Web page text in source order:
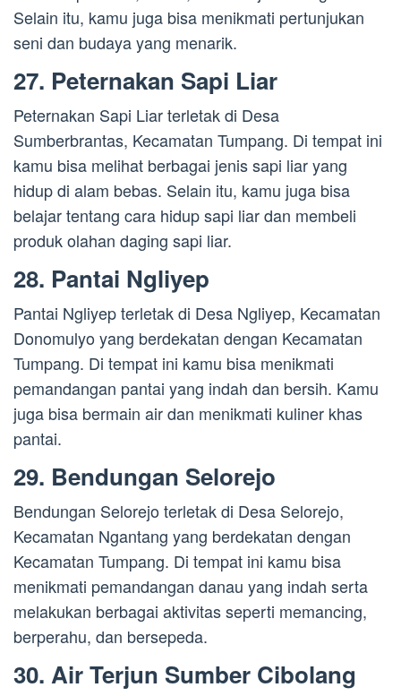
Selain itu, kamu juga bisa menikmati pertunjukan
seni dan budaya yang menarik.
27. Peternakan Sapi Liar
Peternakan Sapi Liar terletak di Desa
Sumberbrantas, Kecamatan Tumpang. Di tempat ini
kamu bisa melihat berbagai jenis sapi liar yang
hidup di alam bebas. Selain itu, kamu juga bisa
belajar tentang cara hidup sapi liar dan membeli
produk olahan daging sapi liar.
28. Pantai Ngliyep
Pantai Ngliyep terletak di Desa Ngliyep, Kecamatan
Donomulyo yang berdekatan dengan Kecamatan
Tumpang. Di tempat ini kamu bisa menikmati
pemandangan pantai yang indah dan bersih. Kamu
juga bisa bermain air dan menikmati kuliner khas
pantai.
29. Bendungan Selorejo
Bendungan Selorejo terletak di Desa Selorejo,
Kecamatan Ngantang yang berdekatan dengan
Kecamatan Tumpang. Di tempat ini kamu bisa
menikmati pemandangan danau yang indah serta
melakukan berbagai aktivitas seperti memancing,
berperahu, dan bersepeda.
30. Air Terjun Sumber Cibolang